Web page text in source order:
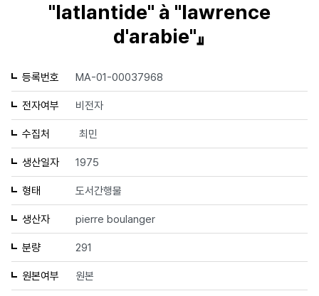
"latlantide" à "lawrence
d'arabie"』
등록번호 MA-01-00037968
전자여부 비전자
수집처 최민
생산일자 1975
형태 도서간행물
생산자 pierre boulanger
분량 291
원본여부 원본